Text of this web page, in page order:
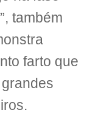
também
farto que